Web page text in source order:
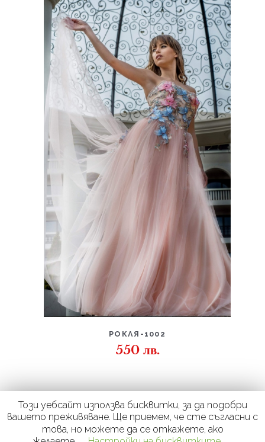
РОКЛЯ-1002
550 лв.
Този уебсайт използва бисквитки, за да подобри
вашето преживяване. Ще приемем, че сте съгласни с
това, но можете да се откажете, ако